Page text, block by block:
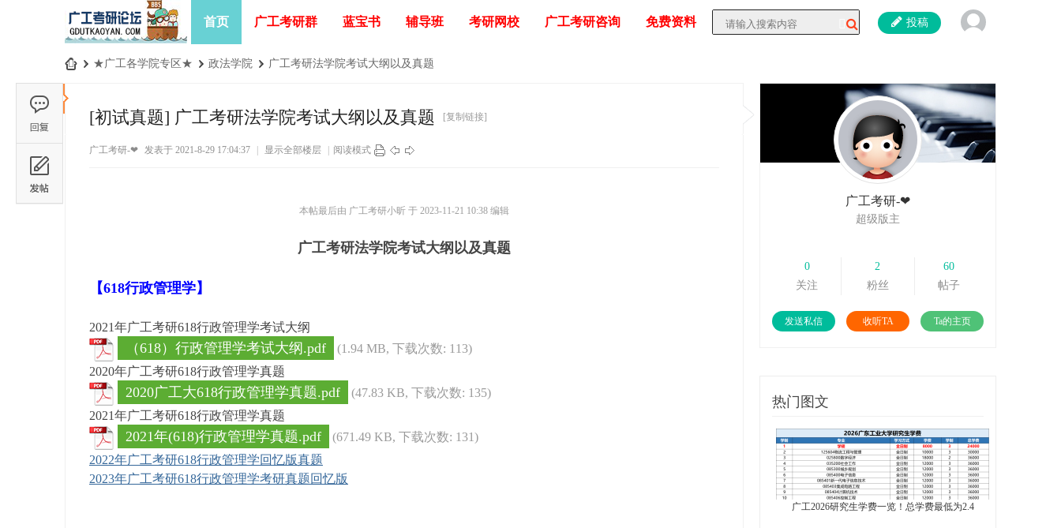
首页 广工考研群 蓝宝书 辅导班 考研网校 广工考研咨询 免费资料 投稿
› ★广工各学院专区★ › 政法学院 › 广工考研法学院考试大纲以及真题
[初试真题] 广工考研法学院考试大纲以及真题 [复制链接]
广工考研-❤ 发表于 2021-8-29 17:04:37 显示全部楼层 阅读模式
本帖最后由 广工考研小昕 于 2023-11-21 10:38 编辑
广工考研法学院考试大纲以及真题
【618行政管理学】
2021年广工考研618行政管理学考试大纲
（618）行政管理学考试大纲.pdf
(1.94 MB, 下载次数: 113)
2020年广工考研618行政管理学真题
2020广工大618行政管理学真题.pdf
(47.83 KB, 下载次数: 135)
2021年广工考研618行政管理学真题
2021年(618)行政管理学真题.pdf
(671.49 KB, 下载次数: 131)
2022年广工考研618行政管理学回忆版真题
2023年广工考研618行政管理学考研真题回忆版
广工考研-❤
超级版主
0
关注
2
粉丝
60
帖子
发送私信 收听TA Ta的主页
热门图文
广工2026研究生学费一览！总学费最低为2.4